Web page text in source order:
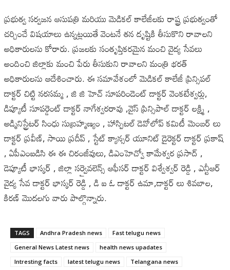
ప్రభుత్వ సర్వజన ఆసుపత్రి మరియు మెడికల్ కాలేజీలకు రాష్ట్ర ప్రభుత్వంతో
చర్చించే విషయాలు ఉన్నట్లయితే వెంటనే తన దృష్టికి తీసుకొని రావాలని
అధికారులను కోరారు. ప్రజలకు సంతృప్తికరమైన మంచి వైద్య సేవలు
అందించి జిల్లాకు మంచి పేరు తీసుకుని రావాలని మంత్రి భరత్
అధికారులను ఆదేశించారు. ఈ సమావేశంలో మెడికల్ కాలేజీ ప్రిన్సిపల్
డాక్టర్ చిట్టి నరసమ్మ , జి జి హెచ్ సూపరిండెంట్ డాక్టర్ వెంకటేశ్వర్లు,
డిప్యూటీ సూపర్డెంట్ డాక్టర్ నాగేశ్వరరావు ,వైస్ ప్రిన్సిపాల్ డాక్టర్ లక్ష్మి ,
అడ్మినిస్ట్రేటర్ సింధు సుబ్రహ్మణ్యం , హాస్పిటల్ డెవోలోప్ కమిటీ మెంబర్ లు
డాక్టర్ ప్రవీణ్, సాయి ప్రదీప్ , స్టేట్ క్యాన్సర్ యూనిట్ డైరెక్టర్ డాక్టర్ ప్రకాష్
, ఏపీఎంఐడిసి ఈ ఈ చిరంజీవులు, డిఎంహెచ్వో కామేశ్వర ప్రసాద్ ,
డెప్యూటీ భాస్కర్ , జిల్లా సర్వైవలెన్స్ ఆఫీసర్ డాక్టర్ విశ్వేశ్వర్ రెడ్డి , ఎన్టీఆర్
వైద్య సేవ డాక్టర్ భాస్కర్ రెడ్డి , డి ఐ ఓ డాక్టర్ ఉమా,డాక్టర్ లు శివబాల,
కిరణ్ మొదలగు వారు పాల్గొన్నారు.
TAGS Andhra Pradesh news
Fast telugu news
General News Latest news
health news upadates
Intresting facts
latest telugu news Telangana news